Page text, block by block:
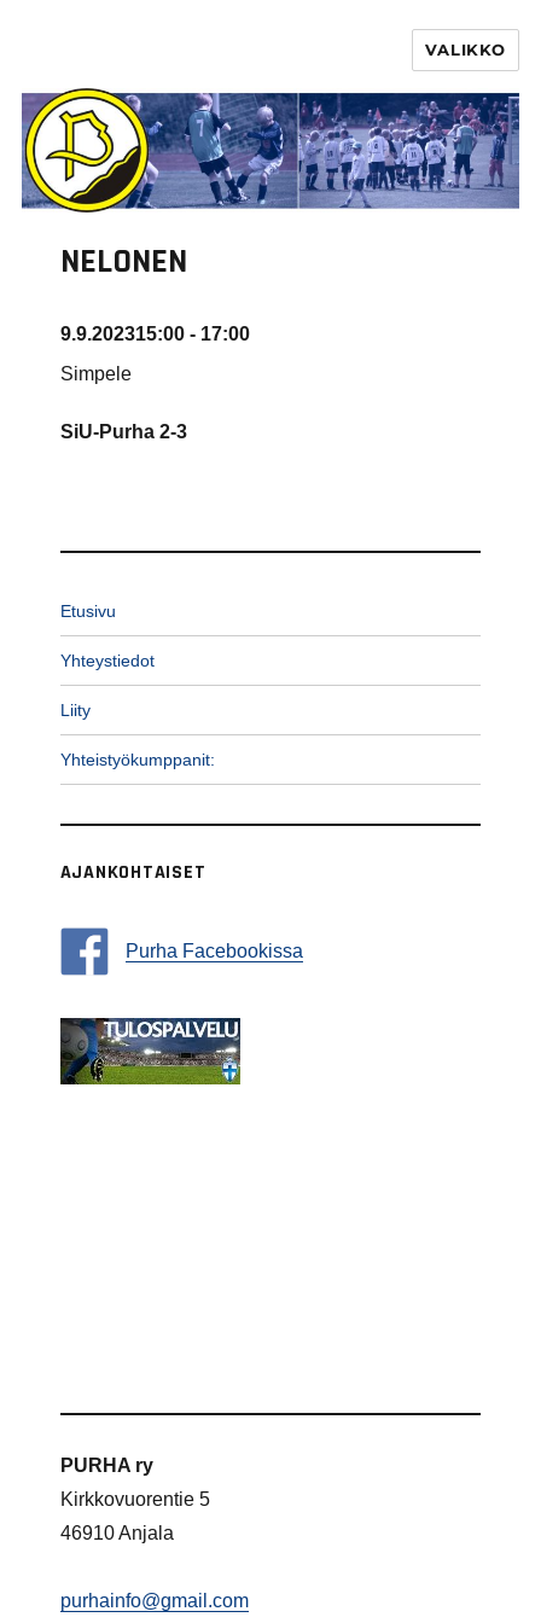
VALIKKO
NELONEN
9.9.202315:00 - 17:00
Simpele
SiU-Purha 2-3
Etusivu
Yhteystiedot
Liity
Yhteistyökumppanit:
AJANKOHTAISET
Purha Facebookissa
PURHA ry
Kirkkovuorentie 5
46910 Anjala
purhainfo@gmail.com